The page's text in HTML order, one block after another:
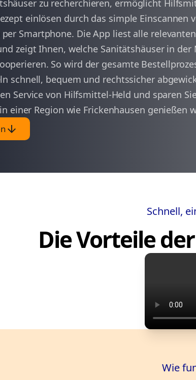
Sulzfeld
arrow_back
zu recherchieren, ermöglicht
einlösen durch das simple Einscannen
per Smartphone. Die App liest alle
zeigt Ihnen, welche Sanitätshäuser in
So wird der gesamte
schnell, bequem und rechtssicher
Service von Hilfsmittel-Held und sparen
einer Region wie Frickenhausen genießen
arrow_downward
Schnell,
Die Vorteile
Wie